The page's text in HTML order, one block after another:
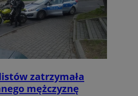
zatrzymała
mężczyznę